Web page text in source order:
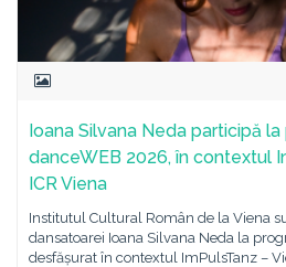
Ioana Silvana Neda participă
danceWEB 2026, în contextul
ICR Viena
Institutul Cultural Român de la Viena
dansatoarei Ioana Silvana Neda la
desfășurat în contextul ImPulsTanz –